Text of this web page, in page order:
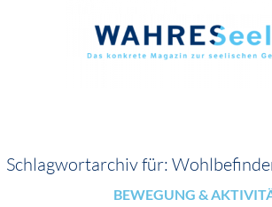
Schlagwortarchiv für:
BEWEGUNG &